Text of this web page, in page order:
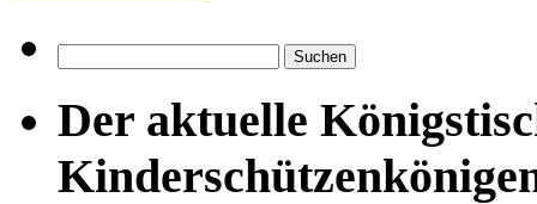
nach:
Der aktuelle